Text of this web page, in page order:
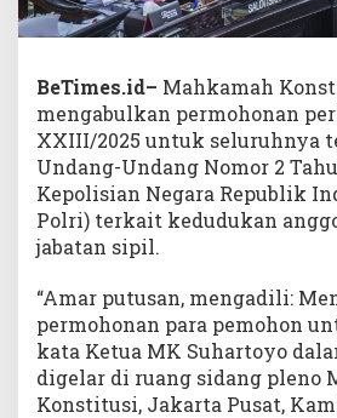
BeTimes.id– Mahkamah
mengabulkan permohonan
XXIII/2025 untuk seluruhnya
Undang-Undang Nomor 2
Kepolisian Negara Republik
Polri) terkait kedudukan
jabatan sipil.
“Amar putusan, mengadili:
permohonan para pemohon
kata Ketua MK Suhartoyo
digelar di ruang sidang pleno
Konstitusi, Jakarta Pusat,